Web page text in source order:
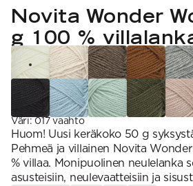
7 Veljestä
Nalle
Wonder Wool
Hehku
1 = ohuin,
1. Lace
2. 4-ply
3. Sport
4. DK
5. Aran
6. Chunky
7. Super
SESONGIN
SS26
Simberg &
Sumari
SS26
neuleet
SS26
kosketus -
kesämallisto
SS26
Collection
INSPIROIDU
Yhteisö
Ajankohtaista
Tilaa uutiskirje
Kaikki artikkelit
Novita Wonder
g 100 %
Väri:017 vaahto
Huom! Uusi keräkoko 50 g
Pehmeä ja villainen Novita
% villaa. Monipuolinen neulelanka
asusteisiin, neulevaatteisiin ja